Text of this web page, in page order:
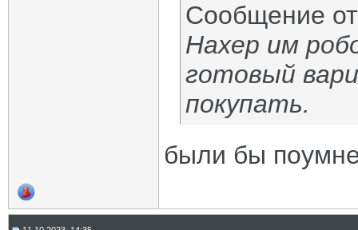
Сообщение
Нахер им
готовый
покупать.
были бы